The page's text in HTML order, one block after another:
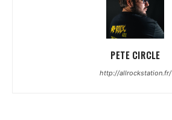
PETE CIRCLE
http://allrockstation.fr/